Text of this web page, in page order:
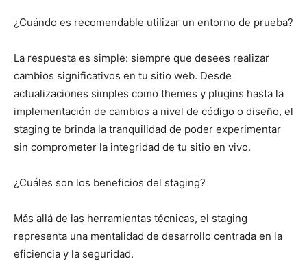
¿Cuándo es recomendable utilizar un entorno de prueba?
La respuesta es simple: siempre que desees realizar
cambios significativos en tu sitio web. Desde
actualizaciones simples como themes y plugins hasta la
implementación de cambios a nivel de código o diseño, el
staging te brinda la tranquilidad de poder experimentar
sin comprometer la integridad de tu sitio en vivo.
¿Cuáles son los beneficios del staging?
Más allá de las herramientas técnicas, el staging
representa una mentalidad de desarrollo centrada en la
eficiencia y la seguridad.